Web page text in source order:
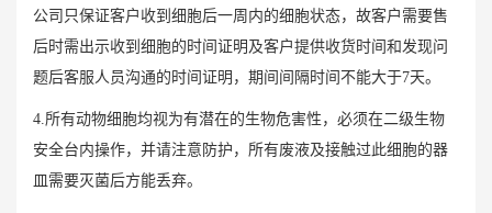
公司只保证客户收到细胞后一周内的细胞状态，故客户需要售
后时需出示收到细胞的时间证明及客户提供收货时间和发现问
题后客服人员沟通的时间证明，期间间隔时间不能大于7天。
4.所有动物细胞均视为有潜在的生物危害性，必须在二级生物
安全台内操作，并请注意防护，所有废液及接触过此细胞的器
皿需要灭菌后方能丢弃。